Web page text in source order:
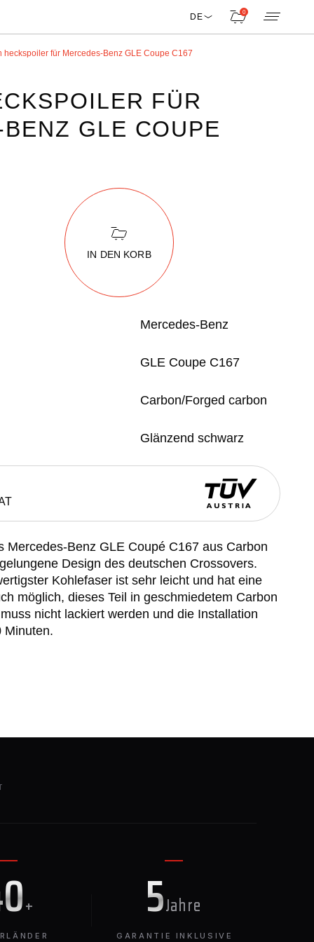
DE 0
heckspoiler für Mercedes-Benz GLE Coupe C167
FÜR
GLE COUPE
IN DEN KORB
Mercedes-Benz
GLE Coupe C167
Carbon/Forged carbon
Glänzend schwarz
Mercedes-Benz GLE Coupé C167 aus Carbon
Design des deutschen Crossovers.
Kohlefaser ist sehr leicht und hat eine
möglich, dieses Teil in geschmiedetem Carbon
nicht lackiert werden und die Installation
Minuten.
+ 5Jahre
GARANTIE INKLUSIVE